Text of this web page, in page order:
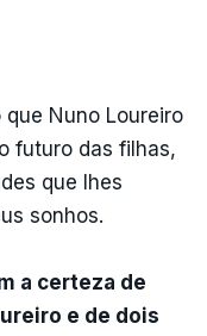
Nuno Loureiro
futuro das filhas,
que lhes
sonhos.
a certeza de
e de dois